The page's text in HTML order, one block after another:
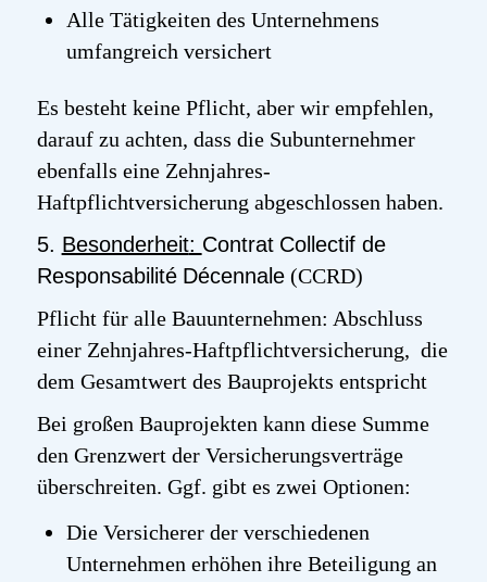
Alle Tätigkeiten des Unternehmens
umfangreich versichert
Es besteht keine Pflicht, aber wir empfehlen,
darauf zu achten, dass die Subunternehmer
ebenfalls eine Zehnjahres-
Haftpflichtversicherung abgeschlossen haben.
5. Besonderheit: Contrat Collectifde
Responsabilité Décennale (CCRD)
Pflicht für alle Bauunternehmen: Abschluss
einer Zehnjahres-Haftpflichtversicherung, die
dem Gesamtwert des Bauprojekts entspricht
Bei großen Bauprojekten kann diese Summe
den Grenzwert der Versicherungsverträge
überschreiten. Ggf. gibt es zwei Optionen:
Die Versicherer der verschiedenen
Unternehmen erhöhen ihre Beteiligung an